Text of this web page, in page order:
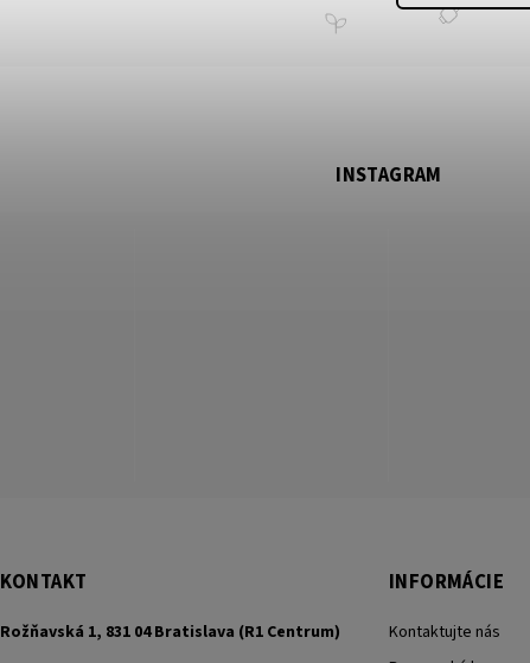
KONTAKT
Rožňavská 1, 831 04 Bratislava (R1 Centrum)
INFORMÁCIE
Kontaktujte nás
INSTAGRAM